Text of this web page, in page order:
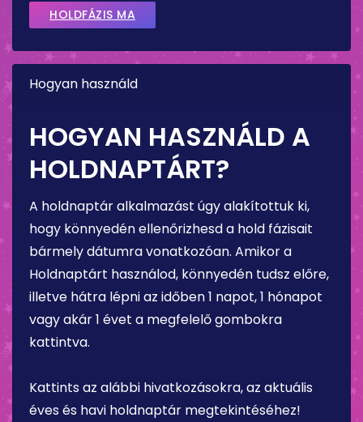
HOLDFÁZIS MA
Hogyan használd
HOGYAN HASZNÁLD A
HOLDNAPTÁRT?
A holdnaptár alkalmazást úgy alakítottuk ki,
hogy könnyedén ellenőrizhesd a hold fázisait
bármely dátumra vonatkozóan. Amikor a
Holdnaptárt használod, könnyedén tudsz előre,
illetve hátra lépni az időben 1 napot, 1 hónapot
vagy akár 1 évet a megfelelő gombokra
kattintva.
Kattints az alábbi hivatkozásokra, az aktuális
éves és havi holdnaptár megtekintéséhez!